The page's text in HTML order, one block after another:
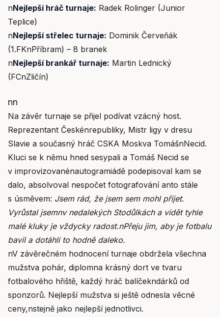
nNejlepší hráč turnaje: Radek Rolinger (Junior
Teplice)
nNejlepší střelec turnaje: Dominik Červeňák
(1.FKnPříbram) – 8 branek
nNejlepší brankář turnaje: Martin Lednický
(FCnZličín)
nn
Na závěr turnaje se přijel podívat vzácný host.
Reprezentant Českénrepubliky, Mistr ligy v dresu
Slavie a současný hráč CSKA Moskva TomášnNecid.
Kluci se k němu hned sesypali a Tomáš Necid se
v improvizovanénautogramiádě podepisoval kam se
dalo, absolvoval nespočet fotografování anto stále
s úsměvem: Jsem rád, že jsem sem mohl přijet.
Vyrůstal jsemnv nedalekých Stodůlkách a vidět tyhle
malé kluky je vždycky radost.nPřeju jim, aby je fotbalu
bavil a dotáhli to hodně daleko.
nV závěrečném hodnocení turnaje obdržela všechna
mužstva pohár, diplomna krásný dort ve tvaru
fotbalového hřiště, každý hráč balíčekndárků od
sponzorů. Nejlepší mužstva si ještě odnesla věcné
ceny,nstejně jako nejlepší jednotlivci.